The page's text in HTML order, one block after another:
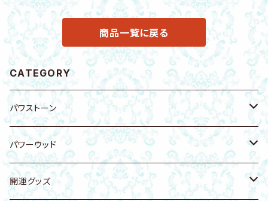
商品一覧に戻る
CATEGORY
パワストーン
原石
ブレスレット
パワーウッド
ブレスレット
開運グッズ